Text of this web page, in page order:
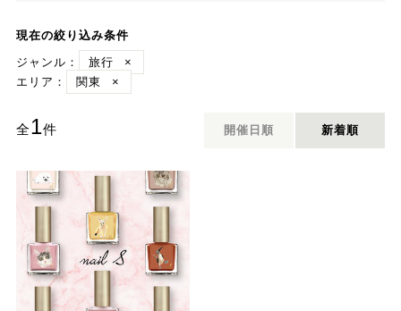
現在の絞り込み条件
ジャンル：
旅行
×
エリア：
関東 ×
全1件 開催日順 新着順